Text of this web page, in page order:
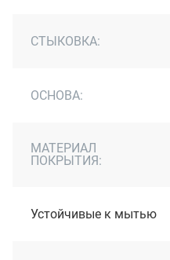
СТЫКОВКА:
ОСНОВА:
МАТЕРИАЛ
ПОКРЫТИЯ:
Устойчивые к мытью